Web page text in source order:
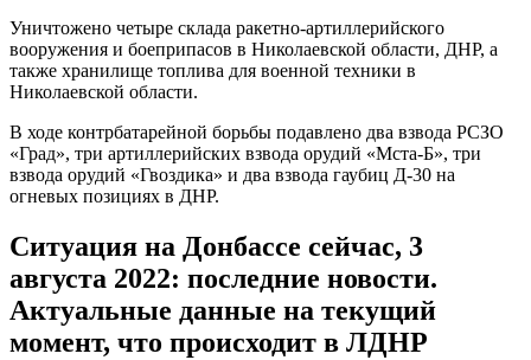
Уничтожено четыре склада ракетно-артиллерийского
вооружения и боеприпасов в Николаевской области, ДНР, а
также хранилище топлива для военной техники в
Николаевской области.
В ходе контрбатарейной борьбы подавлено два взвода РСЗО
«Град», три артиллерийских взвода орудий «Мста-Б», три
взвода орудий «Гвоздика» и два взвода гаубиц Д-30 на
огневых позициях в ДНР.
Ситуация на Донбассе сейчас, 3
августа 2022: последние новости.
Актуальные данные на текущий
момент, что происходит в ЛДНР